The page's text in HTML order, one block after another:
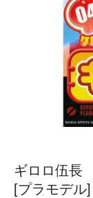
ギロロ伍長
[プラモデル]